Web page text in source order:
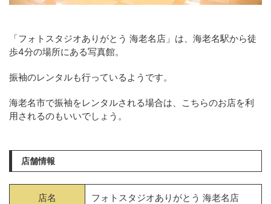
「フォトスタジオありがとう 海老名店」は、海老名駅から徒
歩4分の場所にある写真館。
振袖のレンタルも行っているようです。
海老名市で振袖をレンタルされる場合は、こちらのお店を利
用されるのもいいでしょう。
店舗情報
店名 フォトスタジオありがとう 海老名店